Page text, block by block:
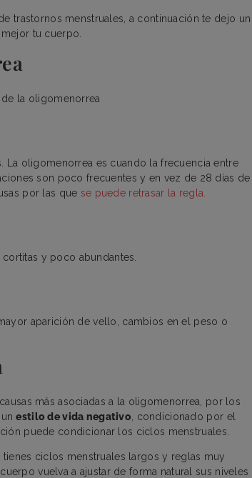
trastornos menstruales, a continuación te dejo un
tu cuerpo.
la oligomenorrea
La oligomenorrea es cuando la frecuencia entre
son poco frecuentes y en vez de 28 días de
por las que se puede retrasar la regla.
y poco abundantes.
aparición de vello, cambios en el peso o
más asociadas a la oligomenorrea, por los
unestilo de vida negativo , condicionado por el
puede condicionar los ciclos menstruales.
ciclos menstruales largos y reglas muy
vuelva a ajustar de forma natural sus niveles